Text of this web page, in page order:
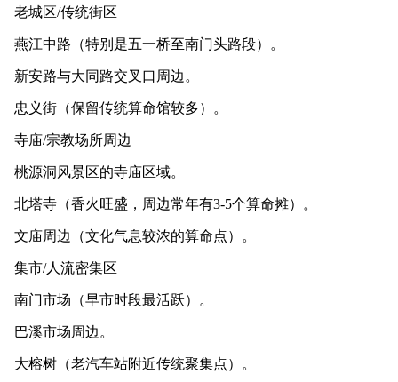
老城区/传统街区
燕江中路（特别是五一桥至南门头路段）。
新安路与大同路交叉口周边。
忠义街（保留传统算命馆较多）。
寺庙/宗教场所周边
桃源洞风景区的寺庙区域。
北塔寺（香火旺盛，周边常年有3-5个算命摊）。
文庙周边（文化气息较浓的算命点）。
集市/人流密集区
南门市场（早市时段最活跃）。
巴溪市场周边。
大榕树（老汽车站附近传统聚集点）。